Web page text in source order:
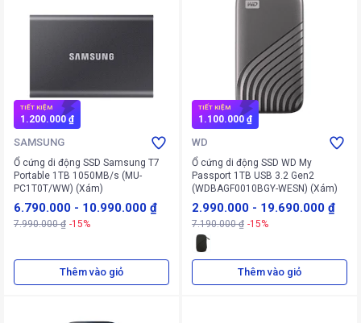
TIẾT KIỆM
1.200.000 ₫
SAMSUNG
Ổ cứng di động SSD Samsung T7
Portable 1TB 1050MB/s (MU-
PC1T0T/WW) (Xám)
6.790.000 - 10.990.000 ₫
7.990.000 ₫ -15%
Thêm vào giỏ
TIẾT KIỆM
1.100.000 ₫
WD
Ổ cứng di động SSD WD My
Passport 1TB USB 3.2 Gen2
(WDBAGF0010BGY-WESN) (Xám)
2.990.000 - 19.690.000 ₫
7.190.000 ₫ -15%
Thêm vào giỏ